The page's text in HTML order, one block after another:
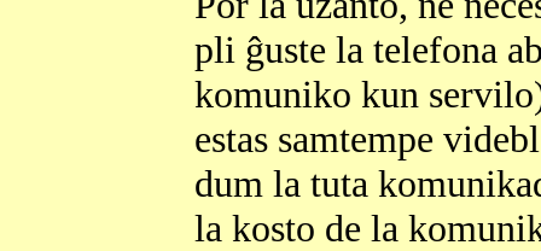
pli ĝuste la telefona
komuniko kun
estas samtempe
dum la tuta
la kosto de la